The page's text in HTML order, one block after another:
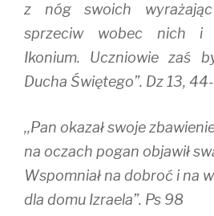
z nóg swoich
sprzeciw wobec nich i
Ikonium. Uczniowie zaś
Ducha Świętego”. Dz 13,
,,Pan okazał swoje
na oczach pogan objawił
Wspomniał na dobroć i na
dla domu Izraela”. Ps 98